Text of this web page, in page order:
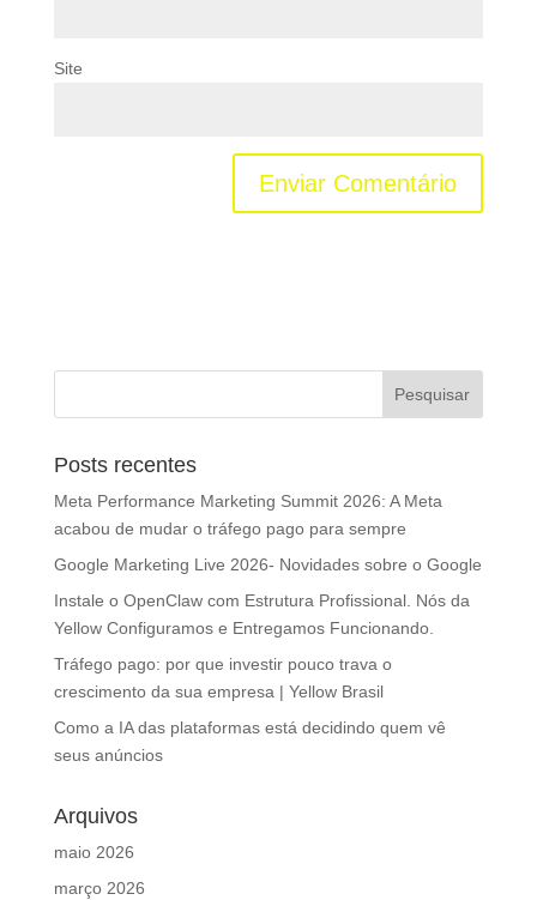
Site
Posts recentes
Meta Performance Marketing Summit 2026: A Meta
acabou de mudar o tráfego pago para sempre
Google Marketing Live 2026- Novidades sobre o Google
Instale o OpenClaw com Estrutura Profissional. Nós da
Yellow Configuramos e Entregamos Funcionando.
Tráfego pago: por que investir pouco trava o
crescimento da sua empresa | Yellow Brasil
Como a IA das plataformas está decidindo quem vê
seus anúncios
Arquivos
maio 2026
março 2026